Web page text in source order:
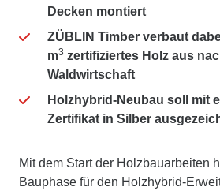
Decken montiert
ZÜBLIN Timber verbaut
m3 zertifiziertes Holz aus
Waldwirtschaft
Holzhybrid-Neubau soll mit
Zertifikat in Silber
Mit dem Start der Holzbauarbeiten
Bauphase für den Holzhybrid-